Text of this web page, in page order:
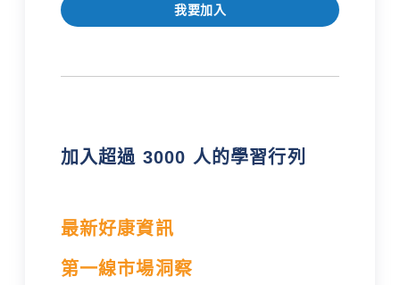
我要加入
加入超過 3000 人的學習行列
最新好康資訊
第一線市場洞察